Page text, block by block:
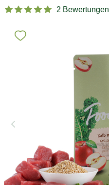
2 Bewertungen